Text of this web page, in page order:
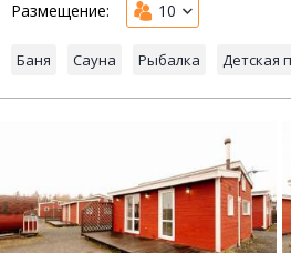
Размещение: 10
Баня Сауна Рыбалка Детская